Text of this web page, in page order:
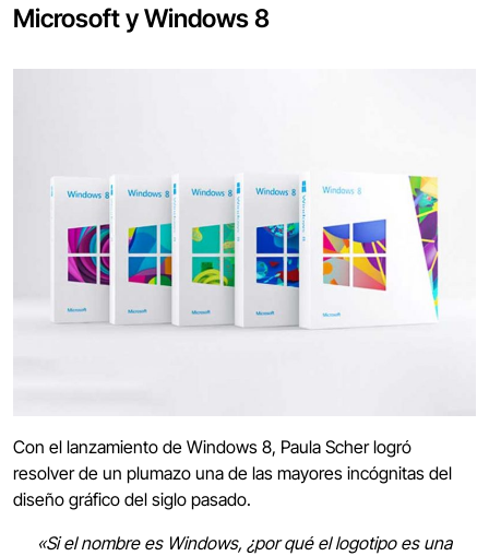
Microsoft y Windows 8
Con el lanzamiento de Windows 8, Paula Scher logró
resolver de un plumazo una de las mayores incógnitas del
diseño gráfico del siglo pasado.
«Si el nombre es Windows, ¿por qué el logotipo es una